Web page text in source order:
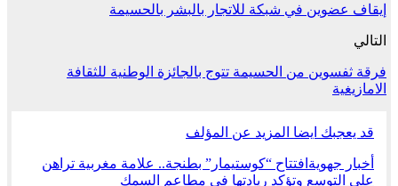
إيقاف عضوين في شبكة للاتجار بالبشر بالحسيمة
التالي
فرقة ثفسوين من الحسيمة تتوج بالجائزة الوطنية للثقافة
الامازيغية
قد يعجبك ايضا المزيد عن المؤلف
أخبار جهوية افتتاح “كوستيمار” بطنجة.. علامة مغربية تراهن
على التوسع وتؤكد ريادتها في مطاعم السمك